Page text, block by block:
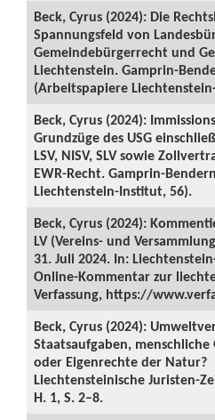
Beck, Cyrus (2024): Die
Spannungsfeld von
Gemeindebürgerrecht und
Liechtenstein. Gamprin-
(Arbeitspapiere
Beck, Cyrus (2024):
Grundzüge des USG
LSV, NISV, SLV sowie
EWR-Recht. Gamprin-
Liechtenstein-Institut, 56).
Beck, Cyrus (2024):
LV (Vereins- und
31. Juli 2024. In:
Online-Kommentar zur
Verfassung, https://
Beck, Cyrus (2024):
Staatsaufgaben,
oder Eigenrechte der Natur?
Liechtensteinische Juristen-
H. 1, S. 2–8.